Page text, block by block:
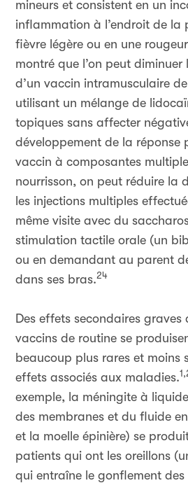
mineurs et consistent en un
inflammation à l’endroit de la
fièvre légère ou en une
montré que l’on peut
d’un vaccin intramusculaire
utilisant un mélange de
topiques sans affecter
développement de la réponse
vaccin à composantes
nourrisson, on peut réduire la
les injections multiples
même visite avec du
stimulation tactile orale (un
ou en demandant au parent
dans ses bras.24
Des effets secondaires graves
vaccins de routine se
beaucoup plus rares et moins
effets associés aux maladies.
exemple, la méningite à
des membranes et du fluide
et la moelle épinière) se
patients qui ont les oreillons
qui entraîne le gonflement